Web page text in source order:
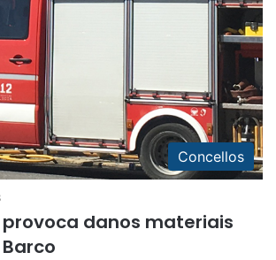
Concellos
provoca danos materiais